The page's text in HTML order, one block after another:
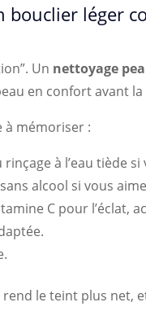
bouclier léger
Un nettoyage
en confort avant
à mémoriser :
rinçage à l’eau tiède
sans alcool si vous
C pour l’éclat,
le teint plus net,